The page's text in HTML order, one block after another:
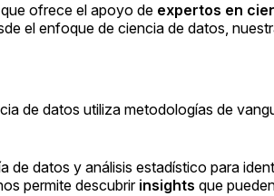
ofrece el apoyo de expertos en
el enfoque de ciencia de datos,
de datos utiliza metodologías de
de datos y análisis estadístico para
permite descubrir insights que